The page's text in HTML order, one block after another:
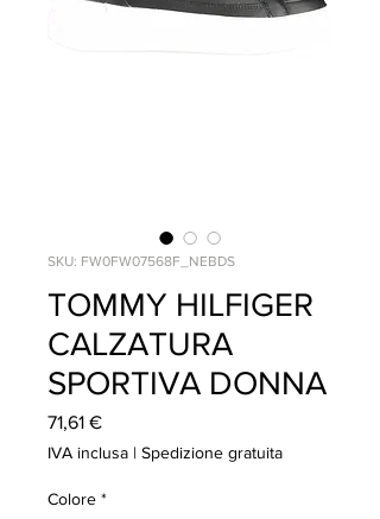
SKU: FW0FW07568F_NEBDS
TOMMY HILFIGER
CALZATURA
SPORTIVA DONNA
71,61 €Prezzo
IVA inclusa | Spedizione gratuita
Colore *